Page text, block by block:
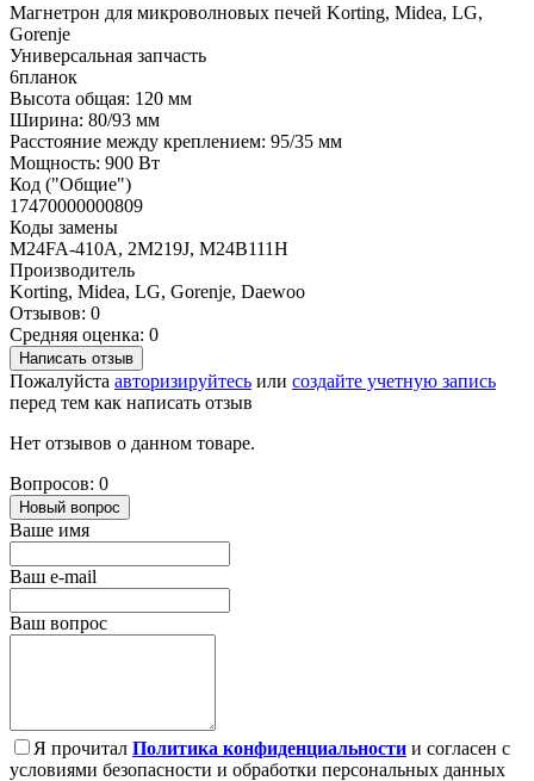
Магнетрон для микроволновых печей Korting, Midea, LG,
Gorenje
Универсальная запчасть
6планок
Высота общая: 120 мм
Ширина: 80/93 мм
Расстояние между креплением: 95/35 мм
Мощность: 900 Вт
Код ("Общие")
17470000000809
Коды замены
M24FA-410A, 2M219J, M24B111H
Производитель
Korting, Midea, LG, Gorenje, Daewoo
Отзывов: 0
Средняя оценка: 0
Написать отзыв
Пожалуйста авторизируйтесь или создайте учетную запись
перед тем как написать отзыв
Нет отзывов о данном товаре.
Вопросов: 0
Новый вопрос
Ваше имя
Ваш e-mail
Ваш вопрос
Я прочитал Политика конфиденциальности и согласен с
условиями безопасности и обработки персональных данных